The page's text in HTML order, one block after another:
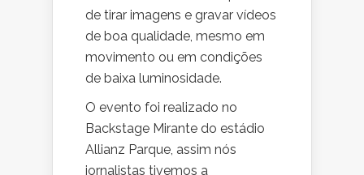
de tirar imagens e gravar vídeos
de boa qualidade, mesmo em
movimento ou em condições
de baixa luminosidade.
O evento foi realizado no
Backstage Mirante do estádio
Allianz Parque, assim nós
jornalistas tivemos a